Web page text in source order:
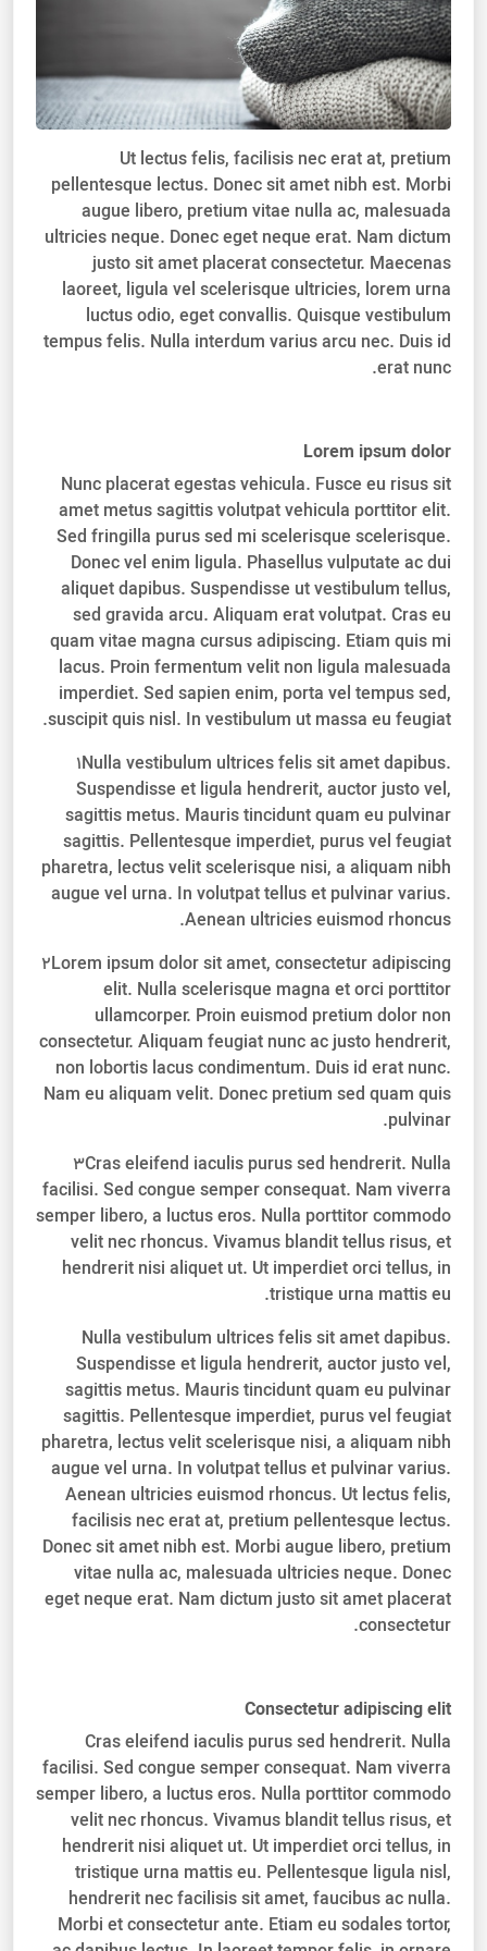
Ut lectus felis, facilisis nec erat at, pretium
pellentesque lectus. Donec sit amet nibh est. Morbi
augue libero, pretium vitae nulla ac, malesuada
ultricies neque. Donec eget neque erat. Nam dictum
justo sit amet placerat consectetur. Maecenas
laoreet, ligula vel scelerisque ultricies, lorem urna
luctus odio, eget convallis. Quisque vestibulum
tempus felis. Nulla interdum varius arcu nec. Duis id
erat nunc.
Lorem ipsum dolor
Nunc placerat egestas vehicula. Fusce eu risus sit
amet metus sagittis volutpat vehicula porttitor elit.
Sed fringilla purus sed mi scelerisque scelerisque.
Donec vel enim ligula. Phasellus vulputate ac dui
aliquet dapibus. Suspendisse ut vestibulum tellus,
sed gravida arcu. Aliquam erat volutpat. Cras eu
quam vitae magna cursus adipiscing. Etiam quis mi
lacus. Proin fermentum velit non ligula malesuada
imperdiet. Sed sapien enim, porta vel tempus sed,
suscipit quis nisl. In vestibulum ut massa eu feugiat.
1Nulla vestibulum ultrices felis sit amet dapibus.
Suspendisse et ligula hendrerit, auctor justo vel,
sagittis metus. Mauris tincidunt quam eu pulvinar
sagittis. Pellentesque imperdiet, purus vel feugiat
pharetra, lectus velit scelerisque nisi, a aliquam nibh
augue vel urna. In volutpat tellus et pulvinar varius.
Aenean ultricies euismod rhoncus.
2Lorem ipsum dolor sit amet, consectetur adipiscing
elit. Nulla scelerisque magna et orci porttitor
ullamcorper. Proin euismod pretium dolor non
consectetur. Aliquam feugiat nunc ac justo hendrerit,
non lobortis lacus condimentum. Duis id erat nunc.
Nam eu aliquam velit. Donec pretium sed quam quis
pulvinar.
3Cras eleifend iaculis purus sed hendrerit. Nulla
facilisi. Sed congue semper consequat. Nam viverra
semper libero, a luctus eros. Nulla porttitor commodo
velit nec rhoncus. Vivamus blandit tellus risus, et
hendrerit nisi aliquet ut. Ut imperdiet orci tellus, in
tristique urna mattis eu.
Nulla vestibulum ultrices felis sit amet dapibus.
Suspendisse et ligula hendrerit, auctor justo vel,
sagittis metus. Mauris tincidunt quam eu pulvinar
sagittis. Pellentesque imperdiet, purus vel feugiat
pharetra, lectus velit scelerisque nisi, a aliquam nibh
augue vel urna. In volutpat tellus et pulvinar varius.
Aenean ultricies euismod rhoncus. Ut lectus felis,
facilisis nec erat at, pretium pellentesque lectus.
Donec sit amet nibh est. Morbi augue libero, pretium
vitae nulla ac, malesuada ultricies neque. Donec
eget neque erat. Nam dictum justo sit amet placerat
consectetur.
Consectetur adipiscing elit
Cras eleifend iaculis purus sed hendrerit. Nulla
facilisi. Sed congue semper consequat. Nam viverra
semper libero, a luctus eros. Nulla porttitor commodo
velit nec rhoncus. Vivamus blandit tellus risus, et
hendrerit nisi aliquet ut. Ut imperdiet orci tellus, in
tristique urna mattis eu. Pellentesque ligula nisl,
hendrerit nec facilisis sit amet, faucibus ac nulla.
Morbi et consectetur ante. Etiam eu sodales tortor,